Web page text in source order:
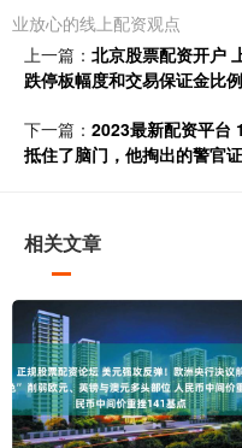
业放心的线上配资观点
上一篇： 北京股票配资开户
跌停板幅度和交易保证金比例
下一篇： 2023最新配资平台
抵住了脑门，他掏出的警官
相关文章